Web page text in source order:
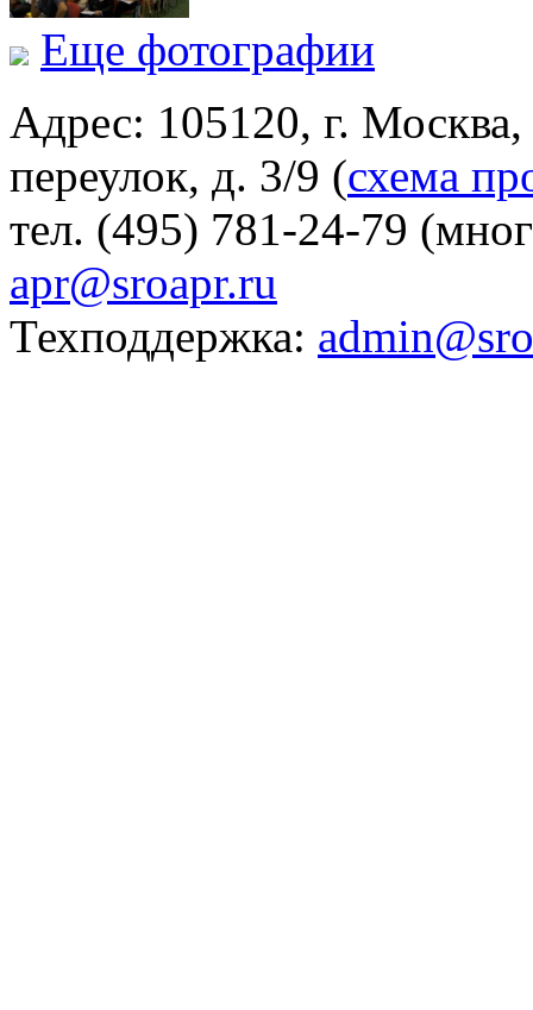
Еще фотографии
Адрес: 105120, г.
переулок, д. 3/9 (схема
тел. (495) 781-24-79
apr@sroapr.ru
Техподдержка: